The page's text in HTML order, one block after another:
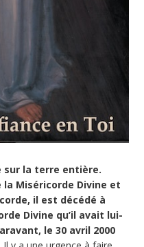
sur la terre entière.
Miséricorde Divine et
il est décédé à
Divine qu’il avait lui-
le 30 avril 2000